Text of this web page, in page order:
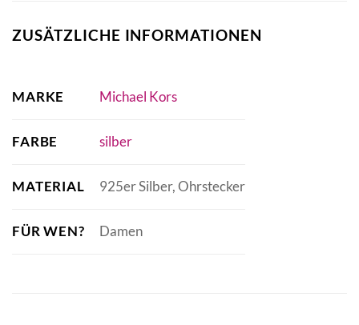
ZUSÄTZLICHE INFORMATIONEN
MARKE Michael Kors
FARBE silber
MATERIAL 925er Silber, Ohrstecker
FÜR WEN? Damen